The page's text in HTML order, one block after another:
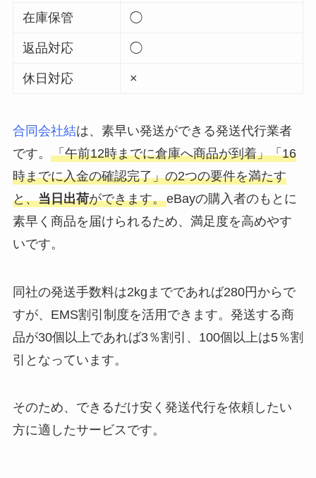
在庫保管 ◯
返品対応 ◯
休日対応 ×
合同会社結は、素早い発送ができる発送代行業者
です。 「午前12時までに倉庫へ商品が到着」「16
時までに入金の確認完了」の2つの要件を満たす
と、当日出荷ができます。eBayの購入者のもとに
素早く商品を届けられるため、満足度を高めやす
いです。
同社の発送手数料は2kgまでであれば280円からで
すが、EMS割引制度を活用できます。発送する商
品が30個以上であれば3％割引、100個以上は5％割
引となっています。
そのため、できるだけ安く発送代行を依頼したい
方に適したサービスです。